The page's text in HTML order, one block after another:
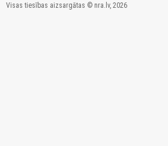
Visas tiesības aizsargātas © nra.lv, 2026